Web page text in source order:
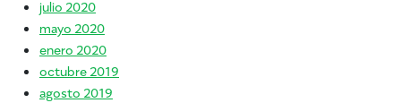
julio 2020
mayo 2020
enero 2020
octubre 2019
agosto 2019